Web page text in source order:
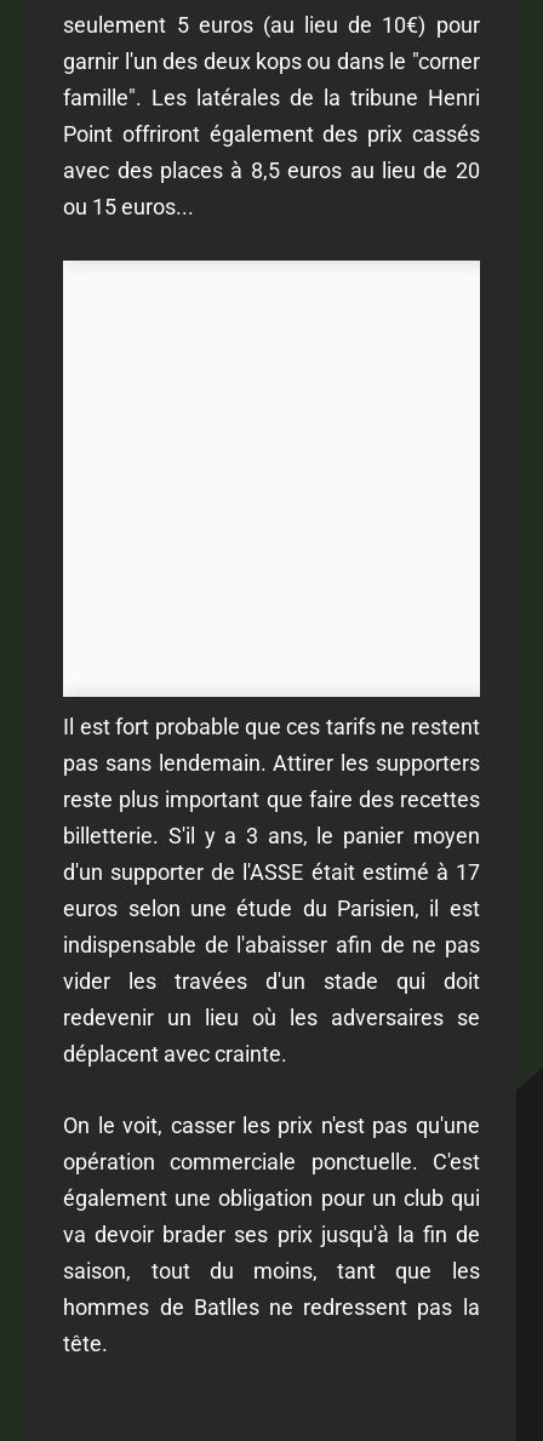
seulement 5 euros (au lieu de 10€) pour
garnir l'un des deux kops ou dans le "corner
famille". Les latérales de la tribune Henri
Point offriront également des prix cassés
avec des places à 8,5 euros au lieu de 20
ou 15 euros...
Il est fort probable que ces tarifs ne restent
pas sans lendemain. Attirer les supporters
reste plus important que faire des recettes
billetterie. S'il y a 3 ans, le panier moyen
d'un supporter de l'ASSE était estimé à 17
euros selon une étude du Parisien, il est
indispensable de l'abaisser afin de ne pas
vider les travées d'un stade qui doit
redevenir un lieu où les adversaires se
déplacent avec crainte.
On le voit, casser les prix n'est pas qu'une
opération commerciale ponctuelle. C'est
également une obligation pour un club qui
va devoir brader ses prix jusqu'à la fin de
saison, tout du moins, tant que les
hommes de Batlles ne redressent pas la
tête.